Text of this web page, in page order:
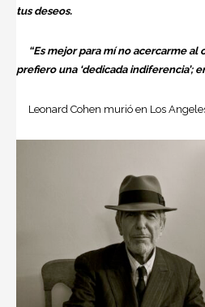
tus deseos.
“Es mejor para mí no acercarme al
prefiero una ‘dedicada indiferencia’;
Leonard Cohen murió en Los